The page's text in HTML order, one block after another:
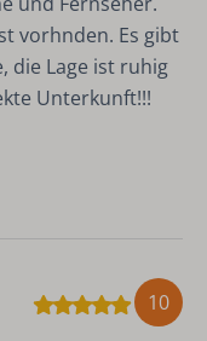
vorhnden. Es gibt
die Lage ist ruhig
Unterkunft!!!
10